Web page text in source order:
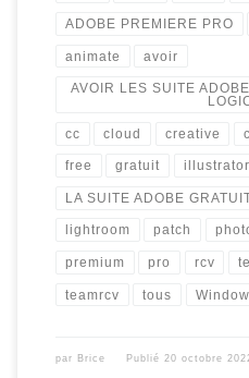
ADOBE PREMIERE PRO
animate avoir
AVOIR LES SUITE
cc cloud creative
free gratuit illustrator
LA SUITE ADOBE
lightroom patch
premium pro rcv
teamrcv tous
par Brice Publié20 octobre